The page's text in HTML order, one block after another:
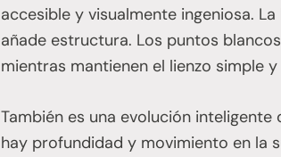
accesible y visualmente ingeniosa.
añade estructura. Los puntos
mientras mantienen el lienzo simple
También es una evolución
hay profundidad y movimiento en la